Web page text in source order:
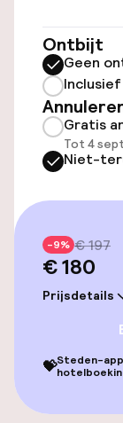
Overal
Lift
Zwemmen
Ontbijt
Geen
Gratis
Tot 4
Niet-
-9% € 197
€ 180
Prijsdetails
💝Steden-app